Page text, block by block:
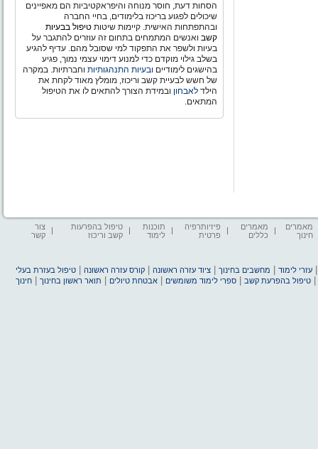
הסחות דעת, חוסר מנוחה והיפראקטיביות הם מאפיינים
שיכולים לפגוע בריכוז בלימודים, בחיי החברה
ובהתפתחות האישית. קיימות שיטות טיפול בבעיות
קשב ואנשים המתמחים בתחום זה עוזרים להתגבר על
בעיות ולשפר את התפקוד למי שסובל מהם. עדיף להגיע
בשלב גילוי מוקדם כדי למנוע דימוי עצמי נמוך, פגיע
בהישגים לימודיים ובעיות התנהגותיות וחברתיות. במקרה
של חשש לבעיית קשב וריכוז, מומלץ מאוד לקחת את
הילד לאבחון ובמידת הצורך להתאים לו את הטיפול
המתאים.
מאמרים
חינוך
מאמרים
כללים
פיזיותרפיה
פרטית
תוכנות
לימוד
טיפול בהפרעות
קשב וריכוז
צור
קשר
עזרי לימוד מחשבים בחינוך |ציוד עזרה ראשונה |קורס עזרה ראשונה |טיפול בעזרת בעלי
|טיפול בהפרעת קשב |ספרי לימוד משומשים |אבטחת טיולים תואר ראשון בחינוך |חינוך